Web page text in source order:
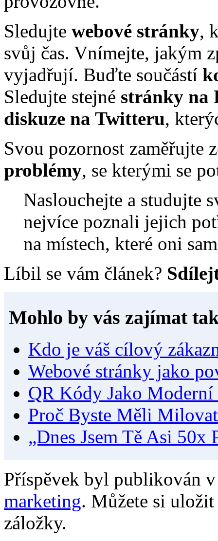
Sledujte webové stránky,
svůj čas. Vnímejte, jakým
vyjadřují. Buďte součástí
Sledujte stejné stránky na
diskuze na Twitteru,
Svou pozornost zaměřujte
problémy, se kterými se
Naslouchejte a studujte
nejvíce poznali jejich
na místech, které oni
Líbil se vám článek?
Mohlo by vás zajímat
Kdo je váš cílový
Webové stránky jako
QR Kódy Jako Moderní
Proč Byste Měli
„Dnes Jsem Tě Asi 50x
Příspěvek byl publikován
marketing. Můžete si
záložky.